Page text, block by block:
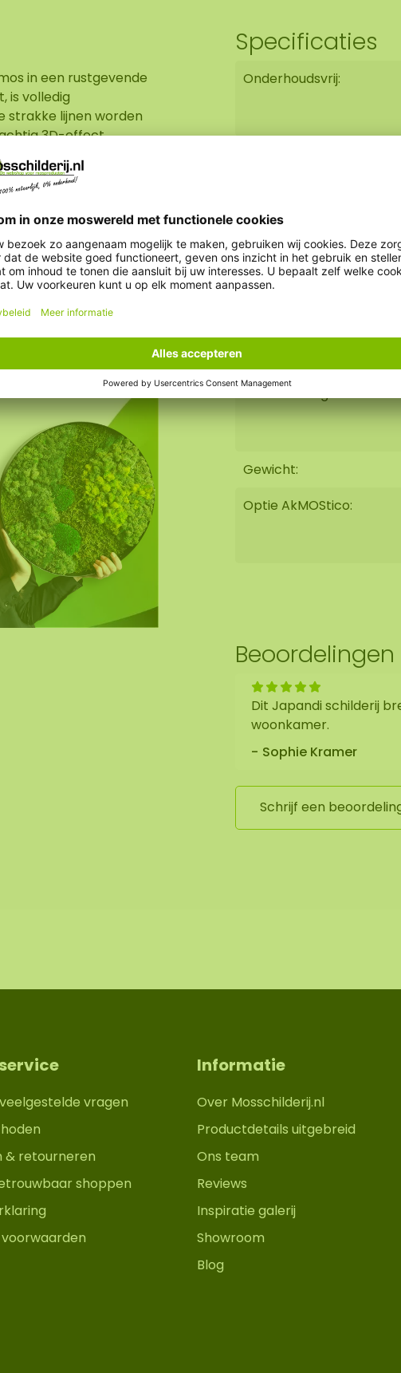
in een rustgevende
is volledig
strakke lijnen worden
3D-effect
Hierdoor kan de
de geselecteerde foto.
op.
Specificaties
Onderhoudsvrij:
Vuilafstotend:
Levensduur:
Brandvertragend:
Gewicht:
Optie AkMOStico:
Beoordelingen
Dit Japandi schilderij
woonkamer.
Sophie Kramer
Schrijf een
vragen
& retourneren
shoppen
Informatie
Over Mosschilderij.nl
Productdetails uitgebreid
Ons team
Reviews
Inspiratie galerij
Showroom
Blog